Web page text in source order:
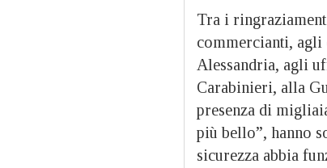
Tra i
commercianti, agli
Alessandria, agli
Carabinieri, alla
presenza di
più bello”, hanno
sicurezza abbia